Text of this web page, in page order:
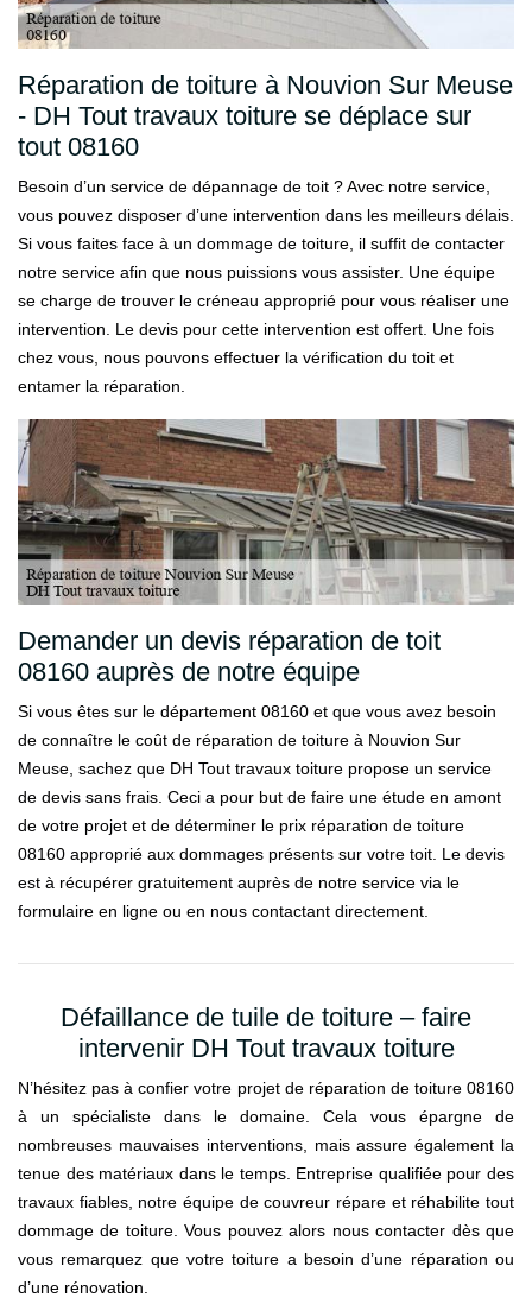
Réparation de toiture à Nouvion Sur Meuse
- DH Tout travaux toiture se déplace sur
tout 08160
Besoin d’un service de dépannage de toit ? Avec notre service,
vous pouvez disposer d’une intervention dans les meilleurs délais.
Si vous faites face à un dommage de toiture, il suffit de contacter
notre service afin que nous puissions vous assister. Une équipe
se charge de trouver le créneau approprié pour vous réaliser une
intervention. Le devis pour cette intervention est offert. Une fois
chez vous, nous pouvons effectuer la vérification du toit et
entamer la réparation.
Demander un devis réparation de toit
08160 auprès de notre équipe
Si vous êtes sur le département 08160 et que vous avez besoin
de connaître le coût de réparation de toiture à Nouvion Sur
Meuse, sachez que DH Tout travaux toiture propose un service
de devis sans frais. Ceci a pour but de faire une étude en amont
de votre projet et de déterminer le prix réparation de toiture
08160 approprié aux dommages présents sur votre toit. Le devis
est à récupérer gratuitement auprès de notre service via le
formulaire en ligne ou en nous contactant directement.
Défaillance de tuile de toiture – faire
intervenir DH Tout travaux toiture
N’hésitez pas à confier votre projet de réparation de toiture 08160
à un spécialiste dans le domaine. Cela vous épargne de
nombreuses mauvaises interventions, mais assure également la
tenue des matériaux dans le temps. Entreprise qualifiée pour des
travaux fiables, notre équipe de couvreur répare et réhabilite tout
dommage de toiture. Vous pouvez alors nous contacter dès que
vous remarquez que votre toiture a besoin d’une réparation ou
d’une rénovation.